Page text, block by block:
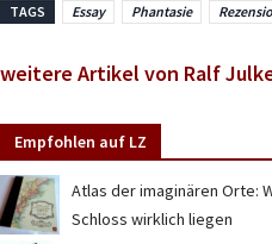
TAGS Essay Phantasie
weitere Artikel von Ralf
Empfohlen auf LZ
Atlas der imaginären Orte:
Schloss wirklich liegen